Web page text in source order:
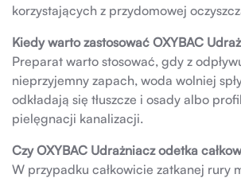
korzystających z przydomowej
Kiedy warto zastosować OXYBAC
Preparat warto stosować, gdy z
nieprzyjemny zapach, woda wolniej
odkładają się tłuszcze i osady albo
pielęgnacji kanalizacji.
Czy OXYBAC Udrażniacz odetka
W przypadku całkowicie zatkanej rury